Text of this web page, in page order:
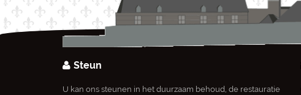
Steun
U kan ons steunen in het duurzaam behoud, de restauratie